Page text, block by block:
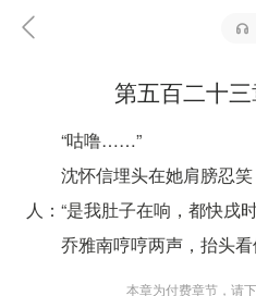
第五百二十
“咕噜……”
沈怀信埋头在她肩膀忍
人：“是我肚子在响，都快戌
乔雅南哼哼两声，抬头看
“等你一起。”沈怀信扶
本章为付费章节，请